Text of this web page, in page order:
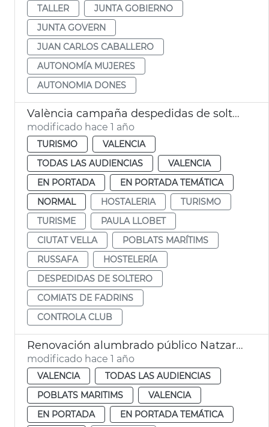
TALLER
JUNTA GOBIERNO
JUNTA GOVERN
JUAN CARLOS CABALLERO
AUTONOMÍA MUJERES
AUTONOMIA DONES
València campaña despedidas de soltero ocio respetuoso
modificado hace 1 año
TURISMO
VALENCIA
TODAS LAS AUDIENCIAS
VALENCIA
EN PORTADA
EN PORTADA TEMÁTICA
NORMAL
HOSTALERIA
TURISMO
TURISME
PAULA LLOBET
CIUTAT VELLA
POBLATS MARÍTIMS
RUSSAFA
HOSTELERÍA
DESPEDIDAS DE SOLTERO
COMIATS DE FADRINS
CONTROLA CLUB
Renovación alumbrado público Natzaret
modificado hace 1 año
VALENCIA
TODAS LAS AUDIENCIAS
POBLATS MARITIMS
VALENCIA
EN PORTADA
EN PORTADA TEMÁTICA